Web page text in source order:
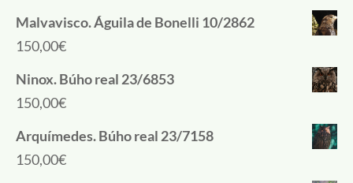
Malvavisco. Águila de Bonelli 10/2862
150,00€
Ninox. Búho real 23/6853
150,00€
Arquímedes. Búho real 23/7158
150,00€